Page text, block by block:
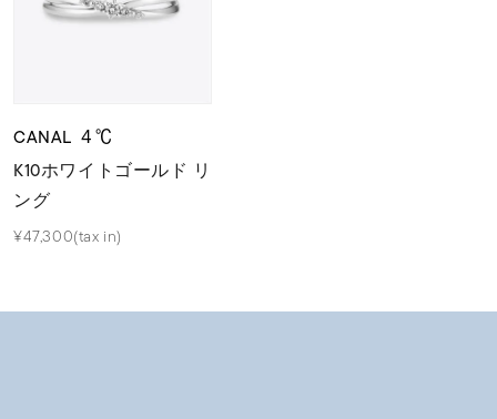
CANAL ４℃
K10ホワイトゴールド リ
ング
¥47,300(tax in)